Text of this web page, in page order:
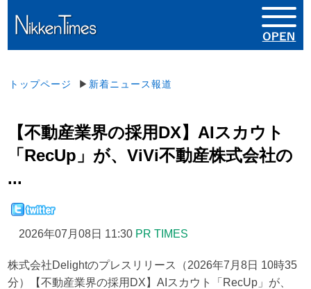
トップページ ▶ 新着ニュース報道
【不動産業界の採用DX】AIスカウト
「RecUp」が、ViVi不動産株式会社の
...
2026年07月08日 11:30 PR TIMES
株式会社Delightのプレスリリース（2026年7月8日 10時35
分）【不動産業界の採用DX】AIスカウト「RecUp」が、